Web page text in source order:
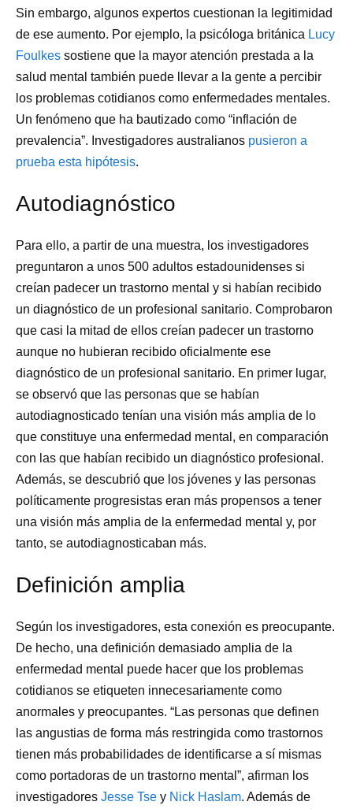
Sin embargo, algunos expertos cuestionan la legitimidad
de ese aumento. Por ejemplo, la psicóloga británica Lucy
Foulkes sostiene que la mayor atención prestada a la
salud mental también puede llevar a la gente a percibir
los problemas cotidianos como enfermedades mentales.
Un fenómeno que ha bautizado como “inflación de
prevalencia”. Investigadores australianos pusieron a
prueba esta hipótesis.
Autodiagnóstico
Para ello, a partir de una muestra, los investigadores
preguntaron a unos 500 adultos estadounidenses si
creían padecer un trastorno mental y si habían recibido
un diagnóstico de un profesional sanitario. Comprobaron
que casi la mitad de ellos creían padecer un trastorno
aunque no hubieran recibido oficialmente ese
diagnóstico de un profesional sanitario. En primer lugar,
se observó que las personas que se habían
autodiagnosticado tenían una visión más amplia de lo
que constituye una enfermedad mental, en comparación
con las que habían recibido un diagnóstico profesional.
Además, se descubrió que los jóvenes y las personas
políticamente progresistas eran más propensos a tener
una visión más amplia de la enfermedad mental y, por
tanto, se autodiagnosticaban más.
Definición amplia
Según los investigadores, esta conexión es preocupante.
De hecho, una definición demasiado amplia de la
enfermedad mental puede hacer que los problemas
cotidianos se etiqueten innecesariamente como
anormales y preocupantes. “Las personas que definen
las angustias de forma más restringida como trastornos
tienen más probabilidades de identificarse a sí mismas
como portadoras de un trastorno mental”, afirman los
investigadores Jesse Tse y Nick Haslam. Además de